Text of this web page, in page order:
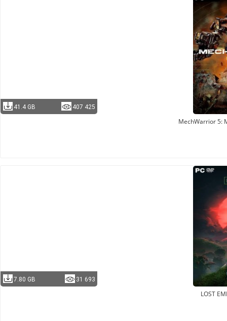
41.4 GB 407 425
MechWarrior 5:
7.80 GB 31 693
LOST